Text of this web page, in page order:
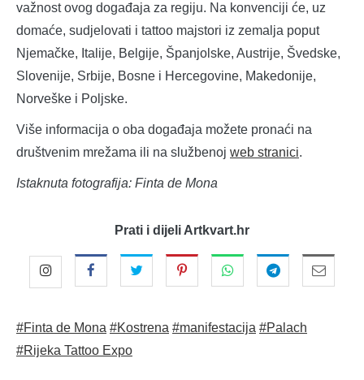
važnost ovog događaja za regiju. Na konvenciji će, uz
domaće, sudjelovati i tattoo majstori iz zemalja poput
Njemačke, Italije, Belgije, Španjolske, Austrije, Švedske,
Slovenije, Srbije, Bosne i Hercegovine, Makedonije,
Norveške i Poljske.
Više informacija o oba događaja možete pronaći na
društvenim mrežama ili na službenoj web stranici.
Istaknuta fotografija: Finta de Mona
Prati i dijeli Artkvart.hr
#Finta de Mona #Kostrena #manifestacija #Palach
#Rijeka Tattoo Expo